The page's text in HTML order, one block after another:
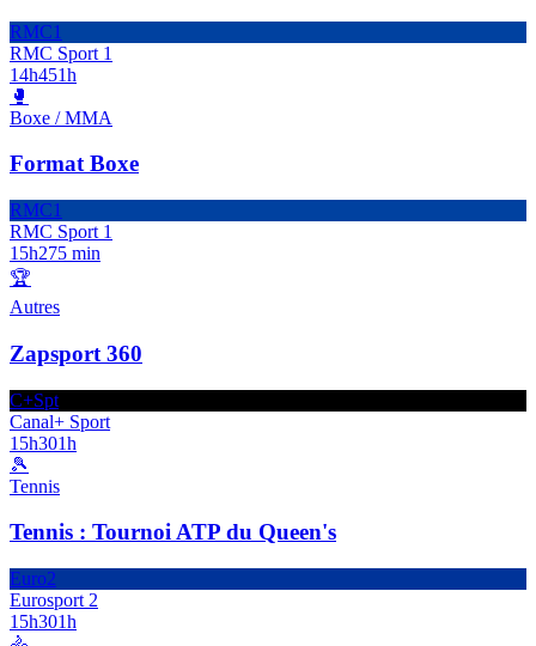
RMC1
RMC Sport 1
14h451h
🥊
Boxe / MMA
Format Boxe
RMC1
RMC Sport 1
15h275 min
🏆
Autres
Zapsport 360
C+Spt
Canal+ Sport
15h301h
🎾
Tennis
Tennis : Tournoi ATP du Queen's
Euro2
Eurosport 2
15h301h